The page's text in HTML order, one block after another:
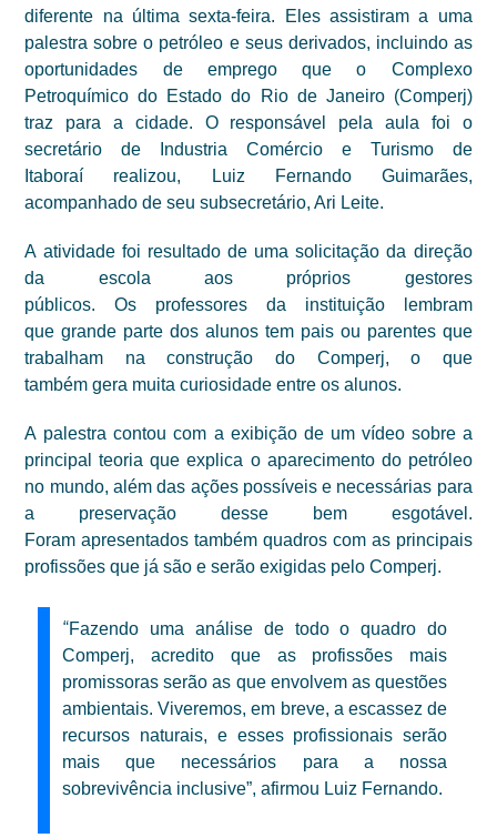
diferente na última sexta-feira. Eles assistiram a uma
palestra sobre o petróleo e seus derivados, incluindo as
oportunidades de emprego que o Complexo
Petroquímico do Estado do Rio de Janeiro (Comperj)
traz para a cidade. O responsável pela aula foi o
secretário
de Industria Comércio e Turismo
de
Itaboraí
realizou,
Luiz Fernando Guimarães,
acompanhado de seu subsecretário, Ari Leite.
A atividade foi resultado de uma solicitação da direção
da escola aos
próprios gestores
públicos. Os professores da instituição lembram
que grande parte dos alunos tem pais ou parentes que
trabalham na construção do Comperj,
o que
tambémgera muita curiosidade entre os alunos.
A palestra contou com a exibição de um vídeo sobre a
principal teoria que explica o aparecimento do petróleo
no mundo, além das ações possíveis e necessárias para
a preservação desse bem esgotável.
Foramapresentadostambém quadros com as principais
profissões que já são e serão exigidas peloComperj.
“Fazendo uma análise de todo o quadro do
Comperj, acredito que as profissões mais
promissoras serão as que envolvem as questões
ambientais. Viveremos, em breve, a escassez de
recursos naturais, e esses profissionais serão
mais que necessários para a nossa
sobrevivência inclusive”, afirmou Luiz Fernando.